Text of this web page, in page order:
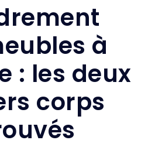
à
: les deux
corps